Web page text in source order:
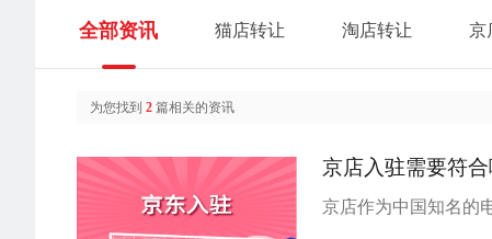
全部资讯 猫店转让 淘店转让 京
为您找到 2 篇相关的资讯
京店入驻需要符合